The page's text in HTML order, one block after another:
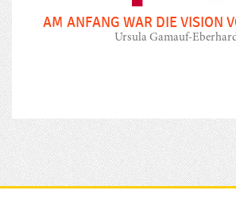
AM ANFANG WAR DIE VISION
Ursula Gamauf-